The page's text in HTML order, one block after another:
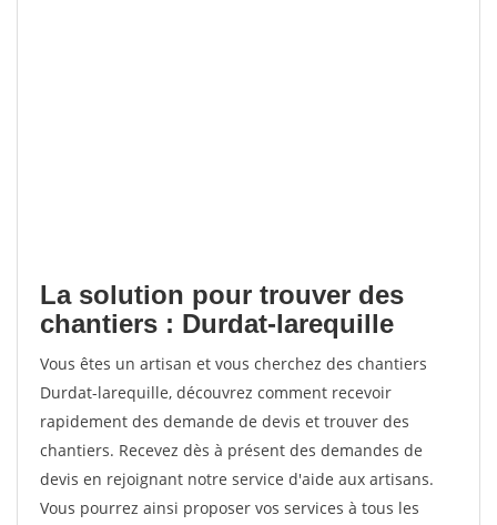
La solution pour trouver des
chantiers : Durdat-larequille
Vous êtes un artisan et vous cherchez des chantiers
Durdat-larequille, découvrez comment recevoir
rapidement des demande de devis et trouver des
chantiers. Recevez dès à présent des demandes de
devis en rejoignant notre service d'aide aux artisans.
Vous pourrez ainsi proposer vos services à tous les